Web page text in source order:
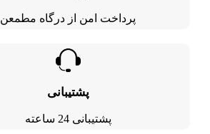
پرداخت امن از درگاه مطمعن
پشتیبانی
پشتیبانی 24 ساعته